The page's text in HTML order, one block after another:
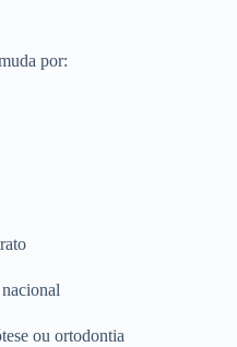
por:
ou ortodontia